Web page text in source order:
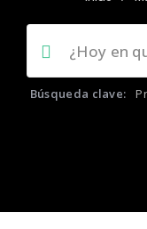
Búsqueda clave: